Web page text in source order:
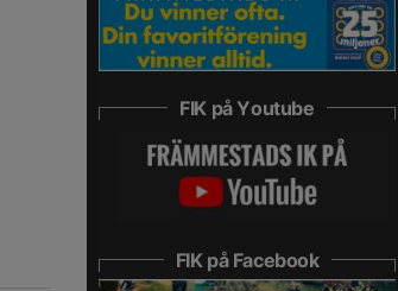
FIK på Youtube
FIK på Facebook